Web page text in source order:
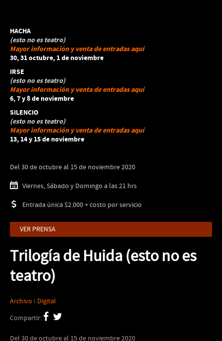
HACHA
(esto no es teatro)
Mayor información y venta de entradas aquí
30, 31 octubre, 1 de noviembre
IRSE
(esto no es teatro)
Mayor información y venta de entradas aquí
6, 7 y 8 de noviembre
SILENCIO
(esto no es teatro)
Mayor información y venta de entradas aquí
13, 14 y 15 de noviembre
Del 30 de octubre al 15 de noviembre 2020
Viernes, Sábado y Domingo a las 21 hrs
Entrada única $2.000 + costo por servicio
VER PRENSA
Trilogía de Huida (esto no es
teatro)
Archivo I Digital
Compartir:
Del 30 de octubre al 15 de noviembre 2020